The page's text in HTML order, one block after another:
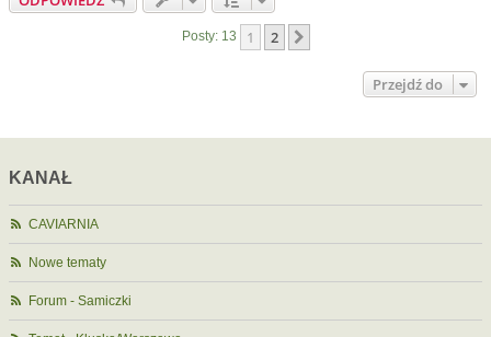
Posty: 13 1 2
Przejdź do
KANAŁ
CAVIARNIA
Nowe tematy
Forum - Samiczki